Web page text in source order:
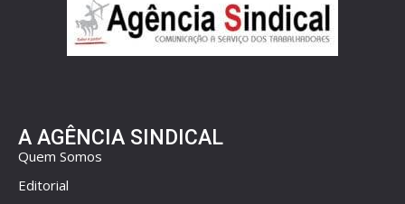
A AGÊNCIA SINDICAL
Quem Somos
Editorial